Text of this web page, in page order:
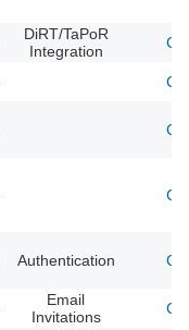
DiRT/TaPoR
Integration
Authentication
Email
Invitations